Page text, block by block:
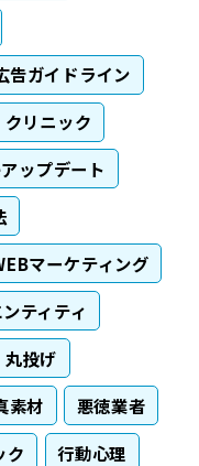
告ガイドライン
クリニック
ップデート
マーケティング
ティティ
丸投げ
素材
悪徳業者
ク
行動心理